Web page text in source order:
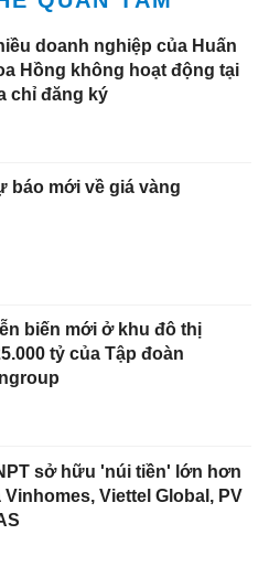
doanh nghiệp của Huấn
Hồng không hoạt động tại
chỉ đăng ký
báo mới về giá vàng
biến mới ở khu đô thị
tỷ của Tập đoàn
sở hữu 'núi tiền' lớn hơn
Vinhomes, Viettel Global, PV